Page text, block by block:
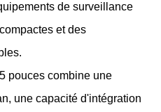
de surveillance
et des
pouces combine une
une capacité d'intégration